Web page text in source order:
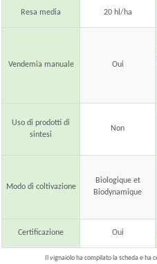
Resa media 20 hl/ha
Vendemia manuale Oui
Uso di prodotti di
sintesi
Non
Modo di coltivazione
Biologique et
Biodynamique
Certificazione Oui
Il vignaiolo ha compilato la scheda e ha